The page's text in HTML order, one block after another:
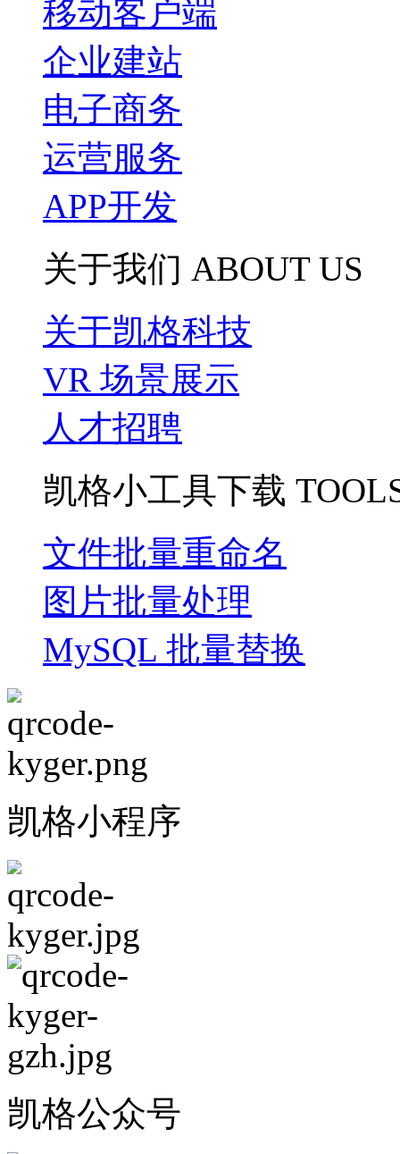
移动客户端
企业建站
电子商务
运营服务
APP开发
关于我们 ABOUT US
关于凯格科技
VR 场景展示
人才招聘
凯格小工具下载
文件批量重命名
图片批量处理
MySQL 批量替换
凯格小程序
凯格公众号